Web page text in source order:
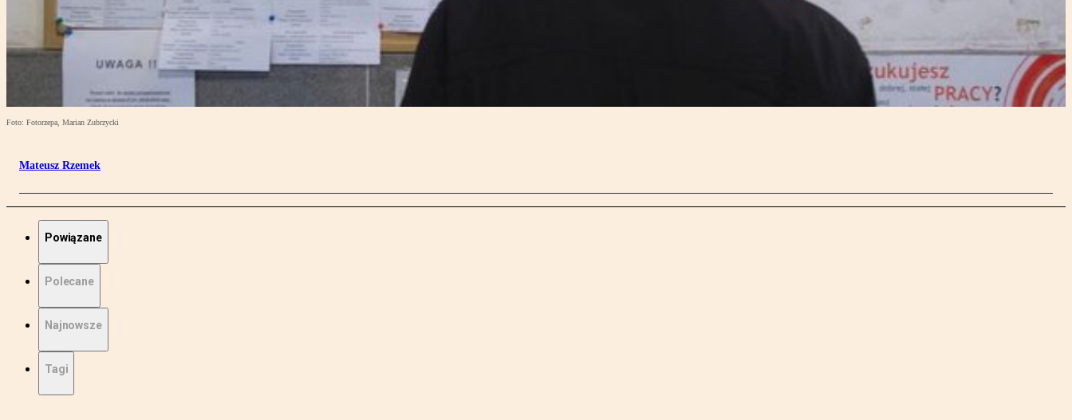
Foto: Fotorzepa, Marian Zubrzycki
Mateusz Rzemek
Powiązane
Polecane
Najnowsze
Tagi